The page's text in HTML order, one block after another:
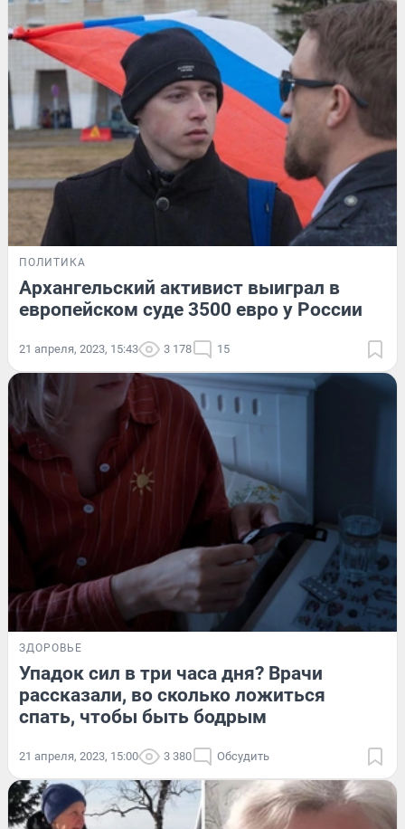
ПОЛИТИКА
Архангельский активист выиграл в
европейском суде 3500 евро у России
21 апреля, 2023, 15:43 3 178 15
ЗДОРОВЬЕ
Упадок сил в три часа дня? Врачи
рассказали, во сколько ложиться
спать, чтобы быть бодрым
21 апреля, 2023, 15:00 3 380 Обсудить